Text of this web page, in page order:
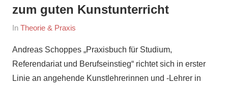
zum guten Kunstunterricht
On
25,
2019
By
In Theorie & Praxis
Andreas Schoppes „Praxisbuch für Studium,
Referendariat und Berufseinstieg“ richtet sich in erster
Linie an angehende Kunstlehrerinnen und -Lehrer in